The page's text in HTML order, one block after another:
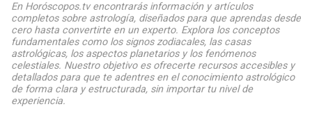
En Horóscopos.tv encontrarás información y artículos
completos sobre astrología, diseñados para que aprendas desde
cero hasta convertirte en un experto. Explora los conceptos
fundamentales como los signos zodiacales, las casas
astrológicas, los aspectos planetarios y los fenómenos
celestiales. Nuestro objetivo es ofrecerte recursos accesibles y
detallados para que te adentres en el conocimiento astrológico
de forma clara y estructurada, sin importar tu nivel de
experiencia.